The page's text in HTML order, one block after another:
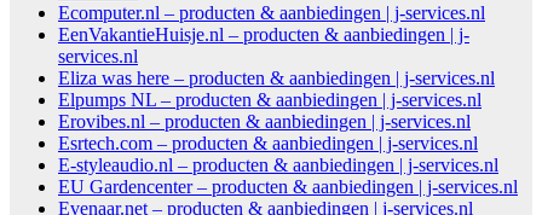
Ecomputer.nl – producten & aanbiedingen | j-services.nl
EenVakantieHuisje.nl – producten & aanbiedingen | j-
services.nl
Eliza was here – producten & aanbiedingen | j-services.nl
Elpumps NL – producten & aanbiedingen | j-services.nl
Erovibes.nl – producten & aanbiedingen | j-services.nl
Esrtech.com – producten & aanbiedingen | j-services.nl
E-styleaudio.nl – producten & aanbiedingen | j-services.nl
EU Gardencenter – producten & aanbiedingen | j-services.nl
Evenaar.net – producten & aanbiedingen | j-services.nl